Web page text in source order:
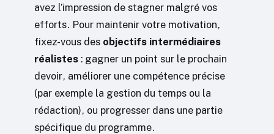
avez l’impression de stagner malgré vos
efforts. Pour maintenir votre motivation,
fixez-vous des objectifs intermédiaires
réalistes : gagner un point sur le prochain
devoir, améliorer une compétence précise
(par exemple la gestion du temps ou la
rédaction), ou progresser dans une partie
spécifique du programme.